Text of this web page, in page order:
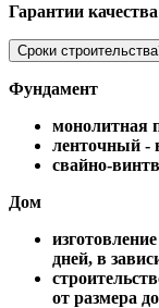
Гарантии
Сроки
Фундамент
монолитная
ленточный -
свайно-
Дом
дней, в
от размера